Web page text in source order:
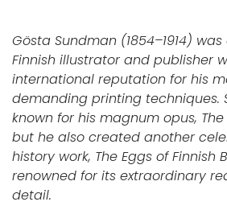
Gösta Sundman (1854–1914)
Finnish illustrator and publisher
international reputation for his
demanding printing techniques.
known for his magnum opus, The
but he also created another
history work, The Eggs of Finnish
renowned for its extraordinary
detail.